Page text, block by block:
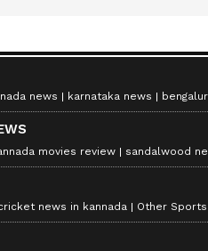
news karnataka news
movies review sandalwood
news in kannada Other